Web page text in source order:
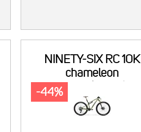
NINETY-SIX RC 10K
chameleon
zelený(čierny)
-44%